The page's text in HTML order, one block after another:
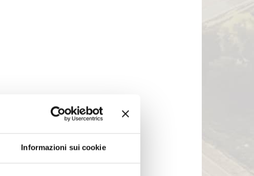
Informazioni sui cookie